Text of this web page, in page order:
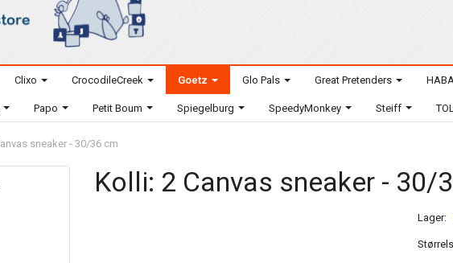
Clixo CrocodileCreek Goetz Glo Pals Great Pretenders HABA
Papo Petit Boum Spiegelburg SpeedyMonkey Steiff
sneaker - 30/36 cm
Kolli: 2 Canvas sneaker - 30/
Lager: